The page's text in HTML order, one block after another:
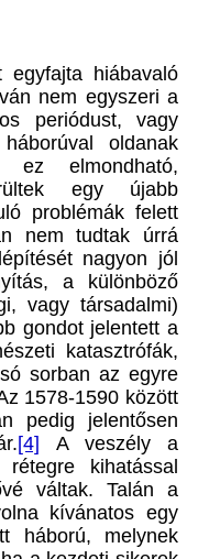
hiábavaló
nem egyszeri a
periódust, vagy
oldanak
elmondható,
egy újabb
problémák felett
nem tudtak úrrá
nagyon jól
a különböző
vagy társadalmi)
gondot jelentett a
katasztrófák,
sorban az egyre
1578-1590 között
pedig jelentősen
[4]
A veszély a
kihatással
váltak. Talán a
kívánatos egy
háború, melynek